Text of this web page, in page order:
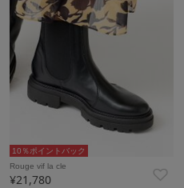
10％ポイントバック
Rouge vif la cle
¥21,780